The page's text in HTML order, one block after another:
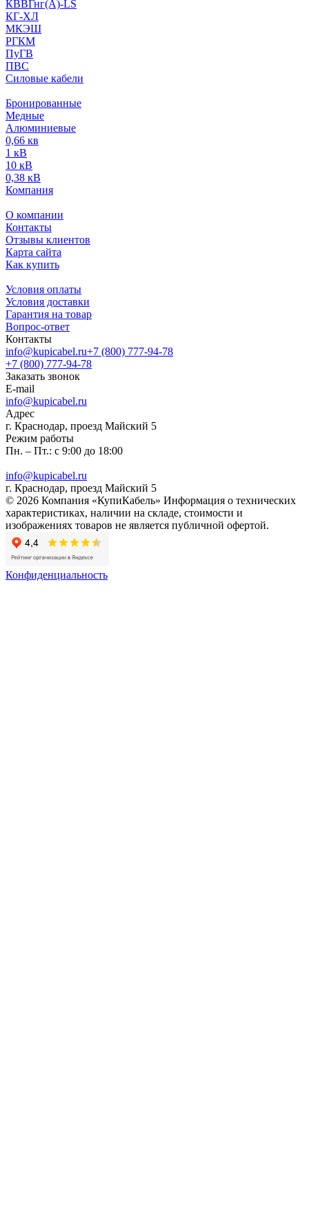
КВВГнг(А)-LS
КГ-ХЛ
МКЭШ
РГКМ
ПуГВ
ПВС
Силовые кабели
Бронированные
Медные
Алюминиевые
0,66 кв
1 кВ
10 кВ
0,38 кВ
Компания
О компании
Контакты
Отзывы клиентов
Карта сайта
Как купить
Условия оплаты
Условия доставки
Гарантия на товар
Вопрос-ответ
Контакты
info@kupicabel.ru+7 (800) 777-94-78
+7 (800) 777-94-78
Заказать звонок
E-mail
info@kupicabel.ru
Адрес
г. Краснодар, проезд Майский 5
Режим работы
Пн. – Пт.: с 9:00 до 18:00
info@kupicabel.ru
г. Краснодар, проезд Майский 5
© 2026 Компания «КупиКабель» Информация о технических
характеристиках, наличии на складе, стоимости и
изображениях товаров не является публичной офертой.
Конфиденциальность